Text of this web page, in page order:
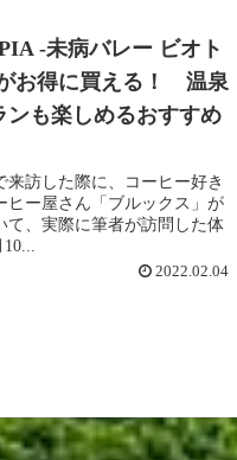
-未病バレー ビオト
お得に買える！ 温泉
も楽しめるおすすめ
訪した際に、コーヒー好き
ヒー屋さん「ブルックス」が
て、実際に筆者が訪問した体
2022.02.04